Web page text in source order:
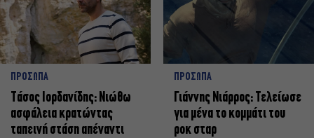
ΠΡΟΣΩΠΑ
Tάσος Ιορδανίδης: Νιώθω
ασφάλεια κρατώντας
ταπεινή στάση απέναντι
ΠΡΟΣΩΠΑ
Γιάννης Νιάρρος: Τελείωσε
για μένα το κομμάτι του
ροκ σταρ